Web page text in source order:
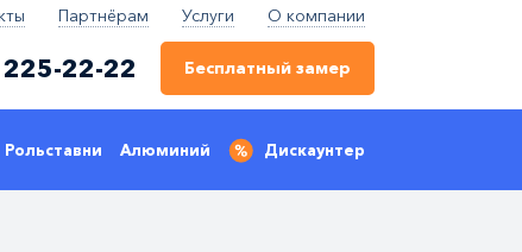
Партнёрам Услуги О компании
22-22 Бесплатный замер
Рольставни Алюминий Дискаунтер